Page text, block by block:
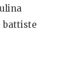
battiste